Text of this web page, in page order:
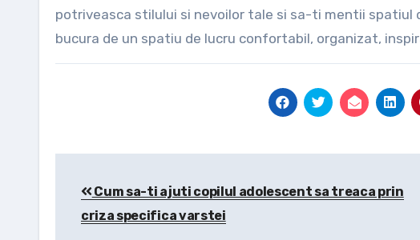
potriveasca stilului si nevoilor tale si sa-ti mentii spatiul
bucura de un spatiu de lucru confortabil, organizat,
navigation
Cum sa-ti ajuti copilul adolescent sa treaca prin
criza specifica varstei